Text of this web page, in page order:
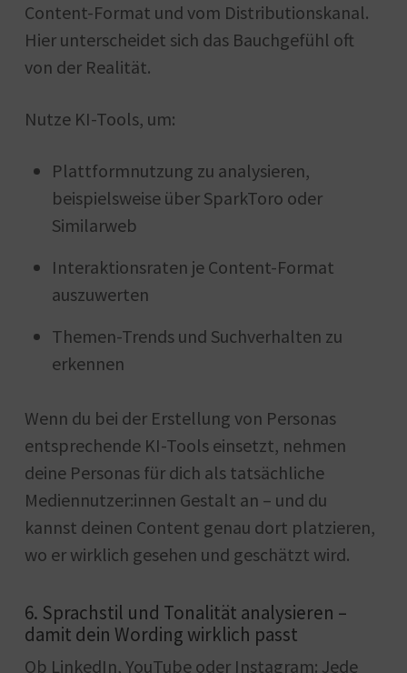
Content-Format und vom Distributionskanal.
Hier unterscheidet sich das Bauchgefühl oft
von der Realität.
Nutze KI-Tools, um:
Plattformnutzung zu analysieren,
beispielsweise über SparkToro oder
Similarweb
Interaktionsraten je Content-Format
auszuwerten
Themen-Trends und Suchverhalten zu
erkennen
Wenn du bei der Erstellung von Personas
entsprechende KI-Tools einsetzt, nehmen
deine Personas für dich als tatsächliche
Mediennutzer:innen Gestalt an – und du
kannst deinen Content genau dort platzieren,
wo er wirklich gesehen und geschätzt wird.
6. Sprachstil und Tonalität analysieren –
damit dein Wording wirklich passt
Ob LinkedIn, YouTube oder Instagram: Jede